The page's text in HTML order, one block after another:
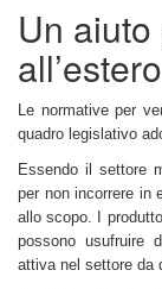
Un
Le normative per
quadro legislativo
Essendo il settore
per non incorrere in
allo scopo. I
possono usufruire
attiva nel settore da